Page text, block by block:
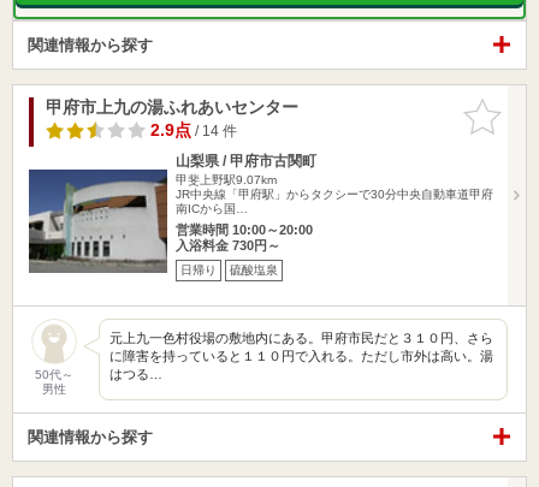
関連情報から探す
お気に入
りに追加
甲府市上九の湯ふれあいセンター
2.9点/ 14 件
山梨県 / 甲府市古関町
甲斐上野駅9.07km
JR中央線「甲府駅」からタクシーで30分中央自動車道甲府
南ICから国…
営業時間 10:00～20:00
入浴料金 730円～
日帰り 硫酸塩泉
50代～
男性
元上九一色村役場の敷地内にある。甲府市民だと３１０円、さら
に障害を持っていると１１０円で入れる。ただし市外は高い。湯
はつる…
関連情報から探す